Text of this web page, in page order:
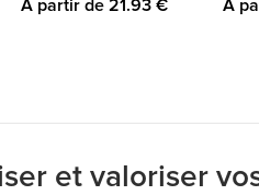
A partir de 21.93 €
A
et valoriser